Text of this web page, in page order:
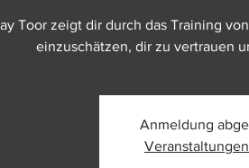
Toor zeigt dir durch das Training
einzuschätzen, dir zu vertrauen
Anmeldung